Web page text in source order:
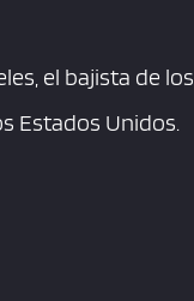
el bajista de los
Estados Unidos.